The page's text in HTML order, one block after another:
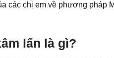
các chị em về phương pháp
lấn là gì?